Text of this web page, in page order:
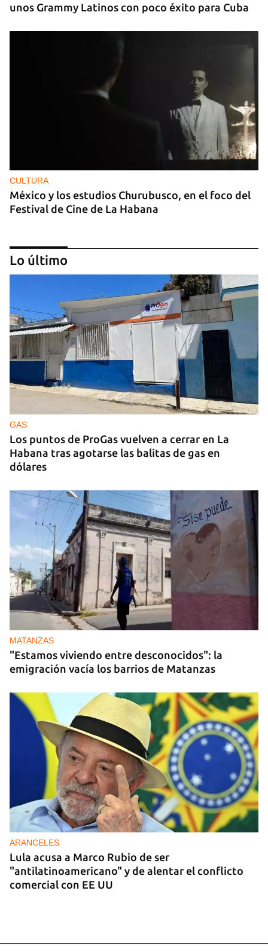
unos Grammy Latinos con poco éxito para Cuba
CULTURA
México y los estudios Churubusco, en el foco del
Festival de Cine de La Habana
MÚSICA
Un público enamorado de Celia Cruz desafía la
censura en un homenaje en La Habana
Lo último
GAS
Los puntos de ProGas vuelven a cerrar en La
Habana tras agotarse las balitas de gas en
dólares
MATANZAS
"Estamos viviendo entre desconocidos": la
emigración vacía los barrios de Matanzas
ARANCELES
Lula acusa a Marco Rubio de ser
"antilatinoamericano" y de alentar el conflicto
comercial con EE UU